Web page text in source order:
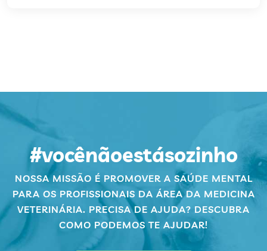
#vocênãoestásozinho
NOSSA MISSÃO É PROMOVER A SAÚDE MENTAL
PARA OS PROFISSIONAIS DA ÁREA DA MEDICINA
VETERINÁRIA. PRECISA DE AJUDA? DESCUBRA
COMO PODEMOS TE AJUDAR!